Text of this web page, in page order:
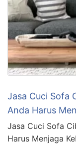
Jasa Cuci Sofa
Anda Harus
Jasa Cuci Sofa
Harus Menjaga